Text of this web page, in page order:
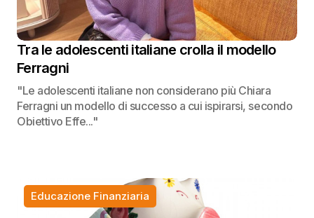
Tra le adolescenti italiane crolla il modello
Ferragni
"Le adolescenti italiane non considerano più Chiara
Ferragni un modello di successo a cui ispirarsi, secondo
Obiettivo Effe..."
Educazione Finanziaria